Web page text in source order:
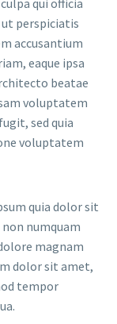
perspiciatis
accusantium
eaque ipsa
beatae
voluptatem
sed quia
voluptatem
quia dolor sit
numquam
magnam
dolor sit amet,
tempor